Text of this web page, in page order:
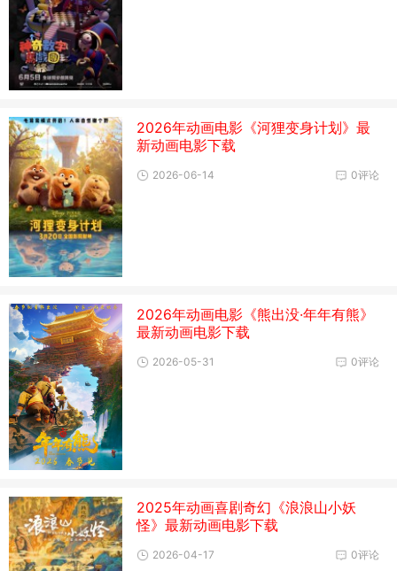
2026年动画电影《河狸变身计划》最
新动画电影下载
0评论
2026-06-14
2026年动画电影《熊出没·年年有熊》
最新动画电影下载
0评论
2026-05-31
2025年动画喜剧奇幻《浪浪山小妖
怪》最新动画电影下载
0评论
2026-04-17